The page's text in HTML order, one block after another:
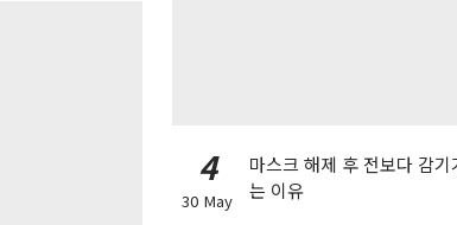
4
30 May
마스크 해제 후 전보다 감기
는 이유